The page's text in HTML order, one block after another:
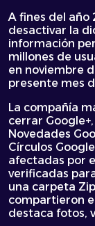
A fines del año
desactivar la
información
millones de
en noviembre
presente mes
La compañía
cerrar
Novedades
Círculos
afectadas por
verificadas
una carpeta
compartieron
destaca fotos,